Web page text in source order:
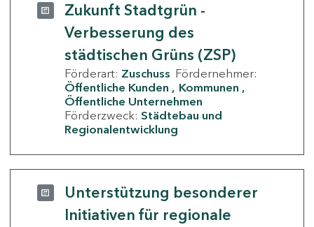
Zukunft Stadtgrün -
Verbesserung des
städtischen Grüns (ZSP)
Förderart: Zuschuss Fördernehmer:
Öffentliche Kunden
Kommunen
Öffentliche Unternehmen
Förderzweck: Städtebau und
Regionalentwicklung
Unterstützung besonderer
Initiativen für regionale